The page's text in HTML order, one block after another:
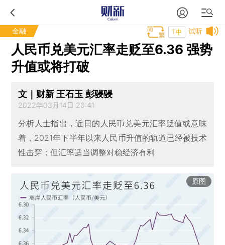
金融 试听
T中
人民币兑美元汇率走贬至6.36 强势
升值或将打破
文｜财新 王石玉 彭骎骎
2022年03月14日 20:41
分析人士指出，近日的人民币兑美元汇率贬值或意味
着，2021年下半年以来人民币升值的轨道已经被技术
性击穿；但汇率适当调整对稳经济有利
原图